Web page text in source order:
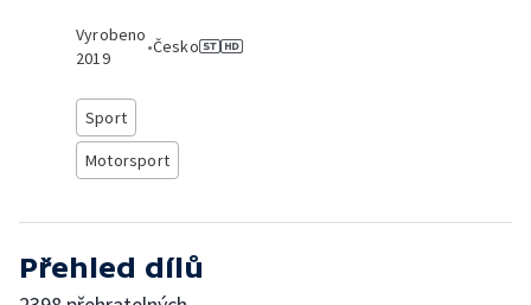
Vyrobeno
2019
•Česko
Sport
Motorsport
Přehled dílů